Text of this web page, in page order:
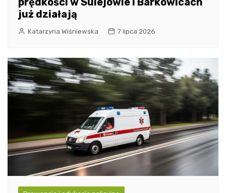
już działają
Katarzyna Wiśniewska 7 lipca 2026